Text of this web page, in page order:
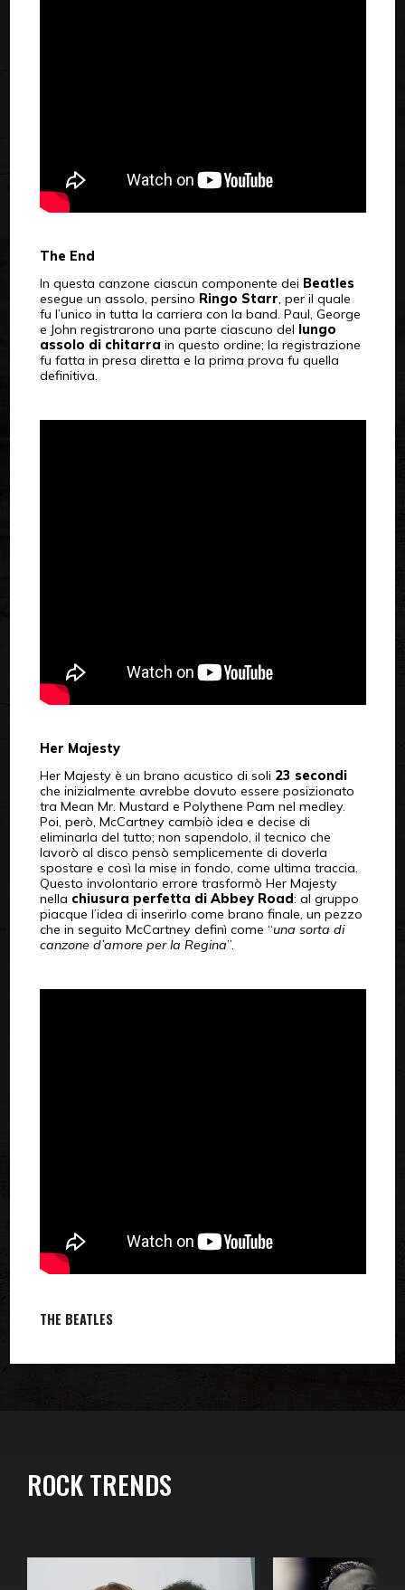
The End
In questa canzone ciascun componente dei Beatles
esegue un assolo, persino Ringo Starr, per il quale
fu l’unico in tutta la carriera con la band. Paul, George
e John registrarono una parte ciascuno del lungo
assolo di chitarra in questo ordine; la registrazione
fu fatta in presa diretta e la prima prova fu quella
definitiva.
Her Majesty
Her Majesty è un brano acustico di soli 23 secondi
che inizialmente avrebbe dovuto essere posizionato
tra Mean Mr. Mustard e Polythene Pam nel medley.
Poi, però, McCartney cambiò idea e decise di
eliminarla del tutto; non sapendolo, il tecnico che
lavorò al disco pensò semplicemente di doverla
spostare e così la mise in fondo, come ultima traccia.
Questo involontario errore trasformò Her Majesty
nella chiusura perfetta di Abbey Road: al gruppo
piacque l’idea di inserirlo come brano finale, un pezzo
che in seguito McCartney definì come “una sorta di
canzone d’amore per la Regina”.
THE BEATLES
ROCK TRENDS